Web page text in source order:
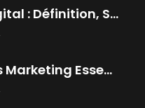
Marketing Digital : Définition, Stratégies, et
Les Stratégies Marketing Essentielles Pour Dominer